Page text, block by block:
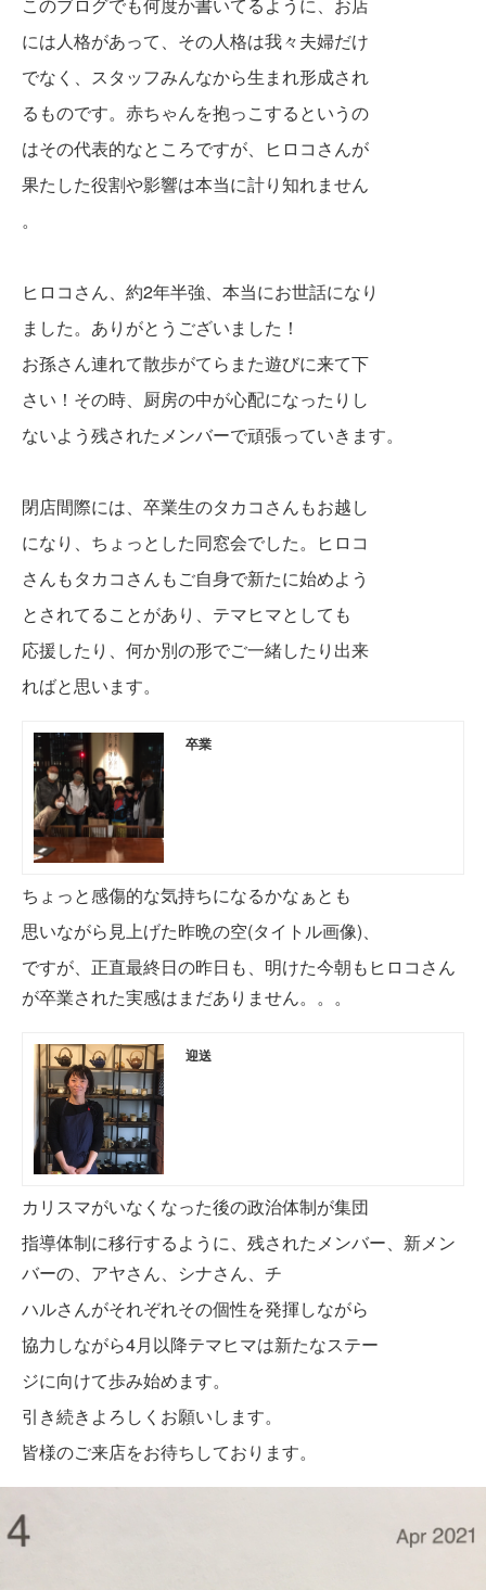
このブログでも何度か書いてるように、お店
には人格があって、その人格は我々夫婦だけ
でなく、スタッフみんなから生まれ形成され
るものです。赤ちゃんを抱っこするというの
はその代表的なところですが、ヒロコさんが
果たした役割や影響は本当に計り知れません
。
ヒロコさん、約2年半強、本当にお世話になり
ました。ありがとうございました！
お孫さん連れて散歩がてらまた遊びに来て下
さい！その時、厨房の中が心配になったりし
ないよう残されたメンバーで頑張っていきます。
閉店間際には、卒業生のタカコさんもお越し
になり、ちょっとした同窓会でした。ヒロコ
さんもタカコさんもご自身で新たに始めよう
とされてることがあり、テマヒマとしても
応援したり、何か別の形でご一緒したり出来
ればと思います。
卒業
ちょっと感傷的な気持ちになるかなぁとも
思いながら見上げた昨晩の空(タイトル画像)、
ですが、正直最終日の昨日も、明けた今朝もヒロコさん
が卒業された実感はまだありません。。。
迎送
カリスマがいなくなった後の政治体制が集団
指導体制に移行するように、残されたメンバー、新メン
バーの、アヤさん、シナさん、チ
ハルさんがそれぞれその個性を発揮しながら
協力しながら4月以降テマヒマは新たなステー
ジに向けて歩み始めます。
引き続きよろしくお願いします。
皆様のご来店をお待ちしております。